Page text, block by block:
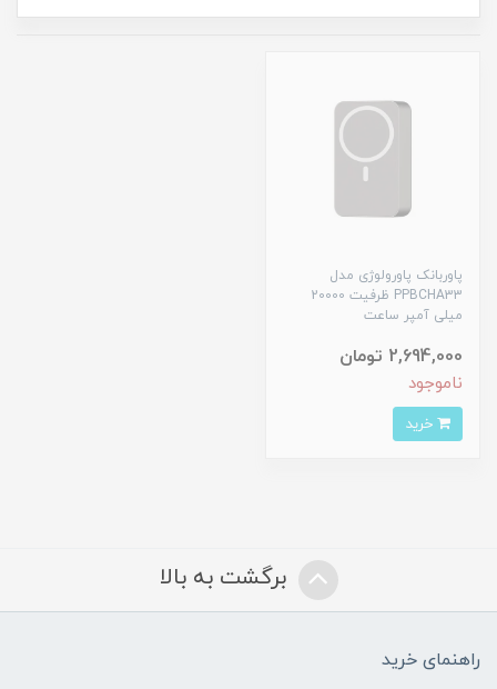
پاوربانک پاورولوژی مدل
PPBCHA33 ظرفیت 20000
میلی آمپر ساعت
2,694,000 تومان
ناموجود
برگشت به بالا
راهنمای خرید